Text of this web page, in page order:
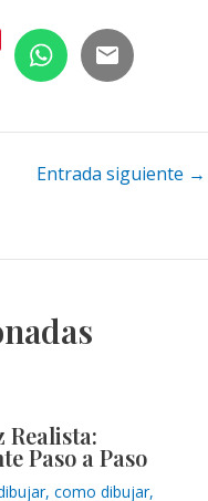
Entrada siguiente →
Realista:
Paso a Paso
, como dibujar,